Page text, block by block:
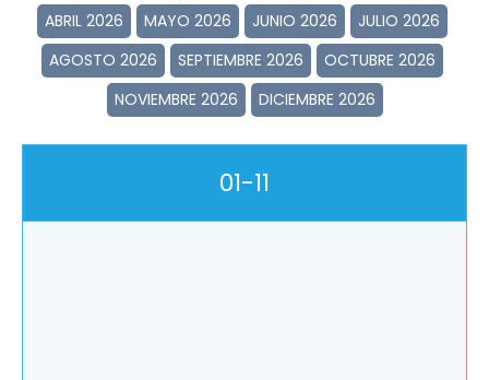
ABRIL 2026
MAYO 2026 JUNIO 2026
JULIO 2026
AGOSTO 2026
SEPTIEMBRE 2026
OCTUBRE 2026
NOVIEMBRE 2026
DICIEMBRE 2026
01-11